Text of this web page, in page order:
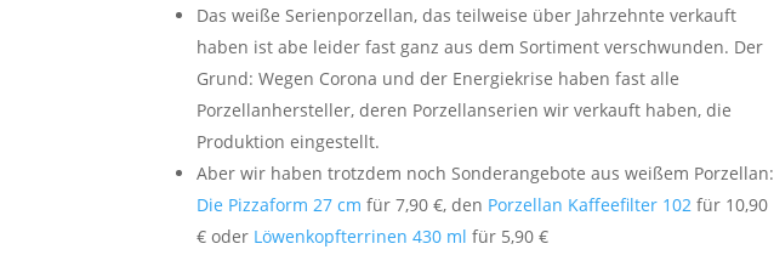
Das weiße Serienporzellan, das teilweise über Jahrzehnte verkauft
haben ist abe leider fast ganz aus dem Sortiment verschwunden. Der
Grund: Wegen Corona und der Energiekrise haben fast alle
Porzellanhersteller, deren Porzellanserien wir verkauft haben, die
Produktion eingestellt.
Aber wir haben trotzdem noch Sonderangebote aus weißem Porzellan:
Die Pizzaform 27 cm für 7,90 €, den Porzellan Kaffeefilter 102 für 10,90
€ oder Löwenkopfterrinen 430 ml für 5,90 €